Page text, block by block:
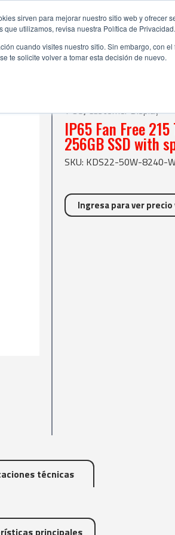
sirven para mejorar nuestro sitio web y ofrecer
utilizamos, revisa nuestra Política de Privacidad.
cuando visites nuestro sitio. Sin embargo, con
te solicite volver a tomar esta decisión de nuevo.
TFT PCT Procesador Intel i5 12th 8GB DDR4
POS,Customer Display
IP65 Fan Free
256GB SSD with
SKU: KDS22-50W-8240-
Ingresa para ver
técnicas